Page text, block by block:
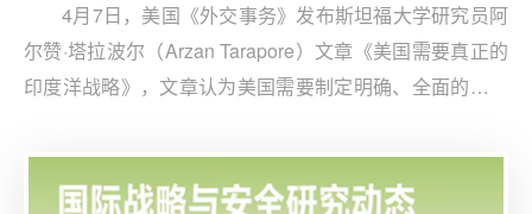
4月7日，美国《外交事务》发布斯坦福大学研究员阿
尔赞·塔拉波尔（Arzan Tarapore）文章《美国需要真正的
印度洋战略》，文章认为美国需要制定明确、全面的印度
以应对中国挑战。文章提出尽管QUAD初期专注于自然灾
害和非法捕捞等非传统安全挑战，但随着中国在印度洋地